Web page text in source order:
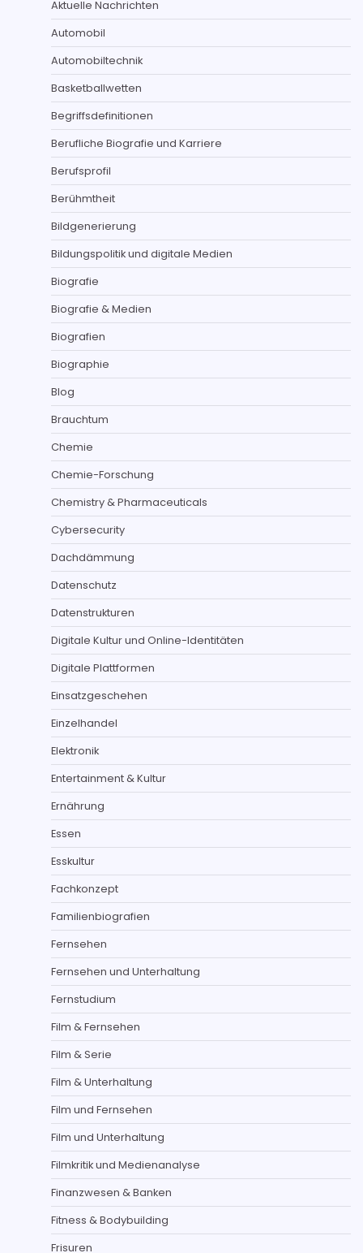
Aktuelle Nachrichten
Automobil
Automobiltechnik
Basketballwetten
Begriffsdefinitionen
Berufliche Biografie und Karriere
Berufsprofil
Berühmtheit
Bildgenerierung
Bildungspolitik und digitale Medien
Biografie
Biografie & Medien
Biografien
Biographie
Blog
Brauchtum
Chemie
Chemie-Forschung
Chemistry & Pharmaceuticals
Cybersecurity
Dachdämmung
Datenschutz
Datenstrukturen
Digitale Kultur und Online-Identitäten
Digitale Plattformen
Einsatzgeschehen
Einzelhandel
Elektronik
Entertainment & Kultur
Ernährung
Essen
Esskultur
Fachkonzept
Familienbiografien
Fernsehen
Fernsehen und Unterhaltung
Fernstudium
Film & Fernsehen
Film & Serie
Film & Unterhaltung
Film und Fernsehen
Film und Unterhaltung
Filmkritik und Medienanalyse
Finanzwesen & Banken
Fitness & Bodybuilding
Frisuren